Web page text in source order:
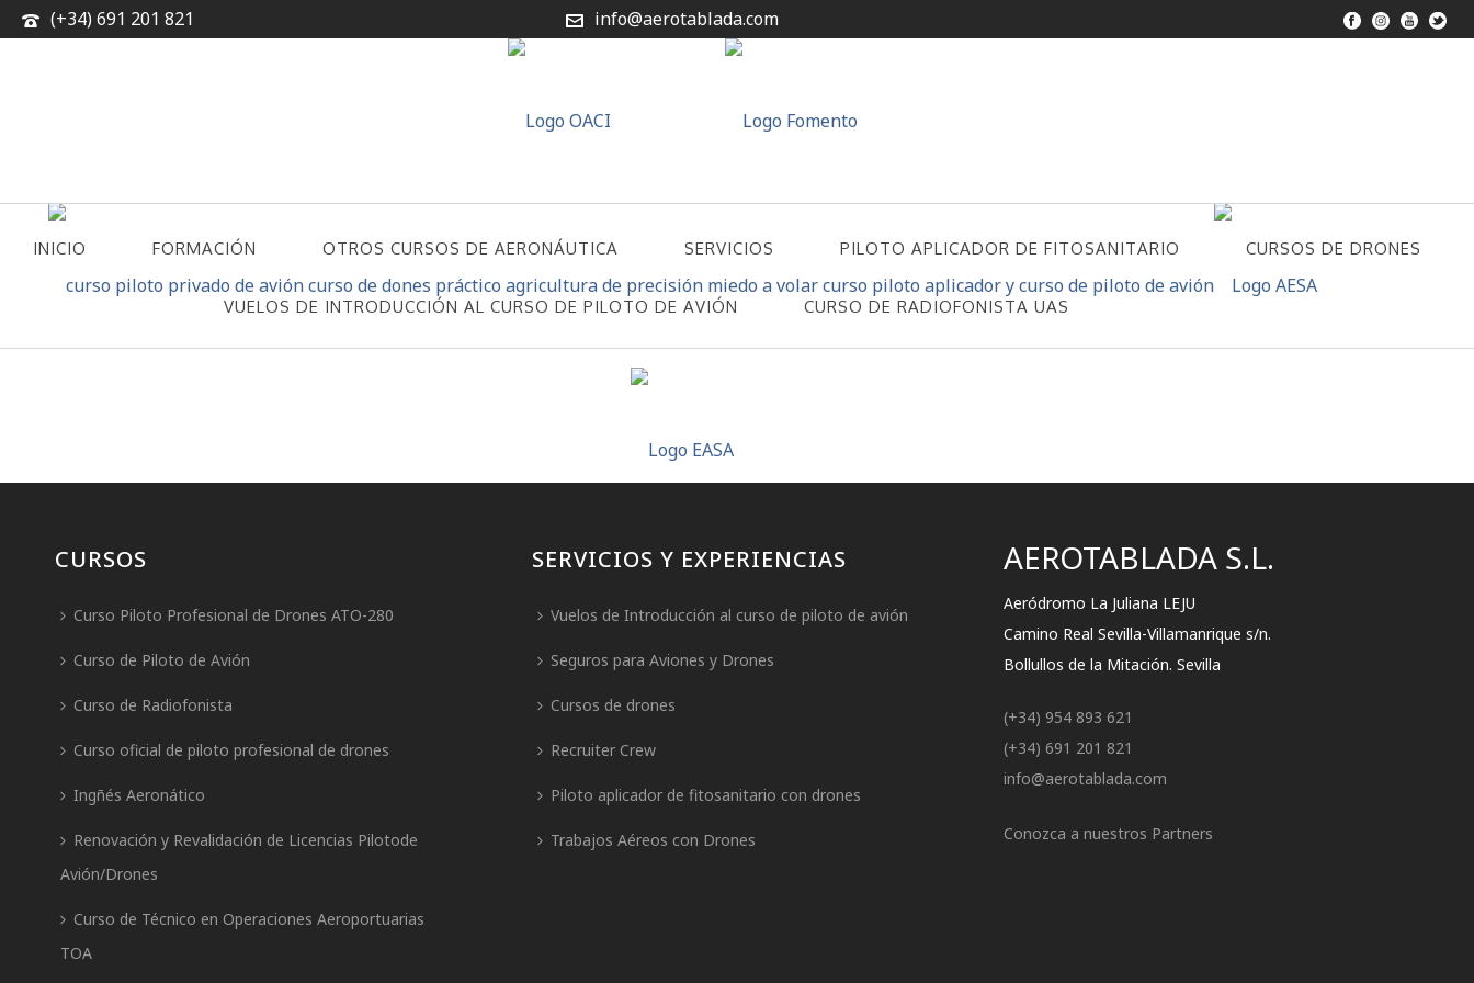
(+34) 691 201 821 info@aerotablada.com
INICIO FORMACIÓN OTROS CURSOS DE AERONÁUTICA SERVICIOS PILOTO APLICADOR DE FITOSANITARIO CURSOS DE DRONES
VUELOS DE INTRODUCCIÓN AL CURSO DE PILOTO DE AVIÓN CURSO DE RADIOFONISTA UAS
CURSOS
Curso Piloto Profesional de Drones ATO-280
Curso de Piloto de Avión
Curso de Radiofonista
Curso oficial de piloto profesional de drones
Ingñés Aeronático
Renovación y Revalidación de Licencias Pilotode
Avión/Drones
Curso de Técnico en Operaciones Aeroportuarias
TOA
SERVICIOS Y EXPERIENCIAS
Vuelos de Introducción al curso de piloto de avión
Seguros para Aviones y Drones
Cursos de drones
Recruiter Crew
Piloto aplicador de fitosanitario con drones
Trabajos Aéreos con Drones
AEROTABLADA S.L.
Aeródromo La Juliana LEJU
Camino Real Sevilla-Villamanrique s/n.
Bollullos de la Mitación. Sevilla
(+34) 954 893 621
(+34) 691 201 821
info@aerotablada.com
Conozca a nuestros Partners